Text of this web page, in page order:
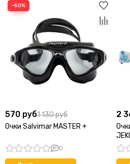
−50%
570 руб1 130 руб
Очки Salvimar MASTER +
0
2